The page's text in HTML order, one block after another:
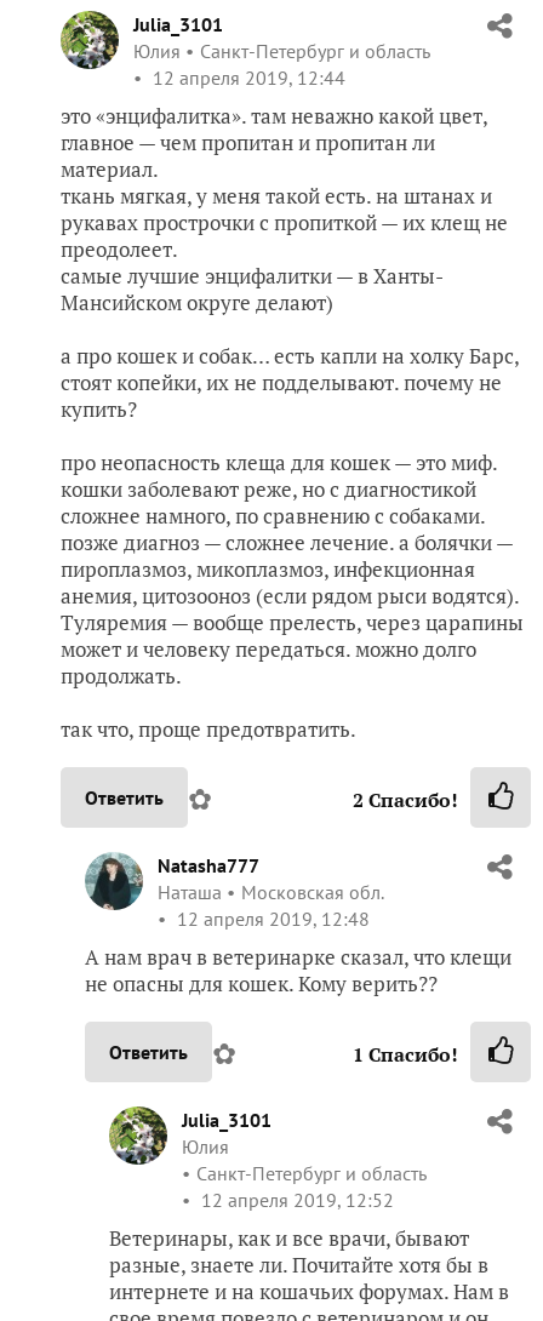
Julia_3101
Юлия
Санкт-Петербург и область
12 апреля 2019, 12:44
это «энцифалитка». там неважно какой цвет,
главное — чем пропитан и пропитан ли
материал.
ткань мягкая, у меня такой есть. на штанах и
рукавах прострочки с пропиткой — их клещ не
преодолеет.
самые лучшие энцифалитки — в Ханты-
Мансийском округе делают)
а про кошек и собак… есть капли на холку Барс,
стоят копейки, их не подделывают. почему не
купить?
про неопасность клеща для кошек — это миф.
кошки заболевают реже, но с диагностикой
сложнее намного, по сравнению с собаками.
позже диагноз — сложнее лечение. а болячки —
пироплазмоз, микоплазмоз, инфекционная
анемия, цитозооноз (если рядом рыси водятся).
Туляремия — вообще прелесть, через царапины
может и человеку передаться. можно долго
продолжать.
так что, проще предотвратить.
Ответить ✿ 2 Спасибо!
Natasha777
Наташа
Московская обл.
12 апреля 2019, 12:48
А нам врач в ветеринарке сказал, что клещи
не опасны для кошек. Кому верить??
Ответить ✿ 1 Спасибо!
Julia_3101
Юлия
Санкт-Петербург и область
12 апреля 2019, 12:52
Ветеринары, как и все врачи, бывают
разные, знаете ли. Почитайте хотя бы в
интернете и на кошачьих форумах. Нам в